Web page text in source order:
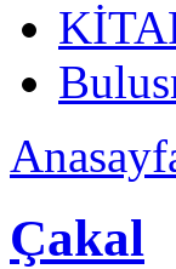
Çakal